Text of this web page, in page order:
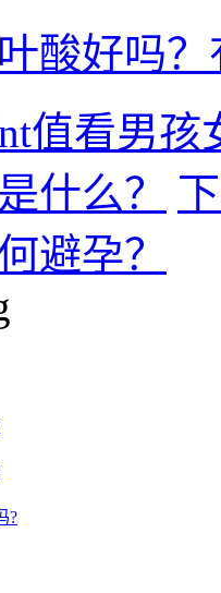
酸好吗
nt值看男
什么？
避孕？
?